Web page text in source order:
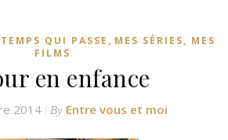
QUI PASSE , MES SÉRIES, MES
FILMS
en enfance
2014 By Entre vous et moi